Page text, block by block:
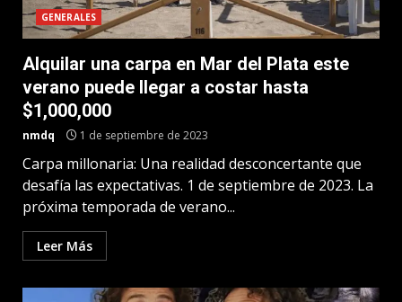
GENERALES
Alquilar una carpa en Mar del Plata este
verano puede llegar a costar hasta
$1,000,000
nmdq 1 de septiembre de 2023
Carpa millonaria: Una realidad desconcertante que
desafía las expectativas. 1 de septiembre de 2023. La
próxima temporada de verano...
Leer Más